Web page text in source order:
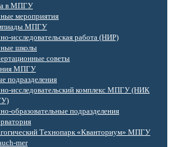
в МПГУ
мероприятия
МПГУ
исследовательская работа (НИР)
школы
советы
МПГУ
подразделения
исследовательский комплекс МПГУ (НИК
образовательные подразделения
Технопарк «Кванториум» МПГУ